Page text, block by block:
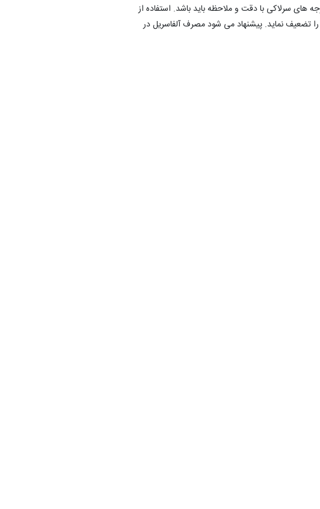
های سرلاکی با دقت و ملاحظه باید باشد. استفاده از
نماید. پیشنهاد می شود مصرف آلفاسریل در